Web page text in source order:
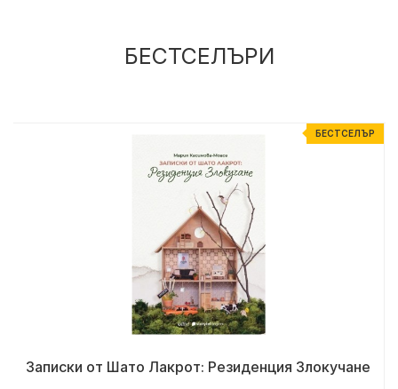
БЕСТСЕЛЪРИ
БЕСТСЕЛЪР
Записки от Шато Лакрот: Резиденция Злокучане